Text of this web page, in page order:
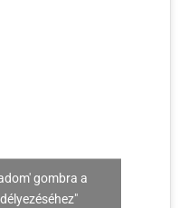
gombra a